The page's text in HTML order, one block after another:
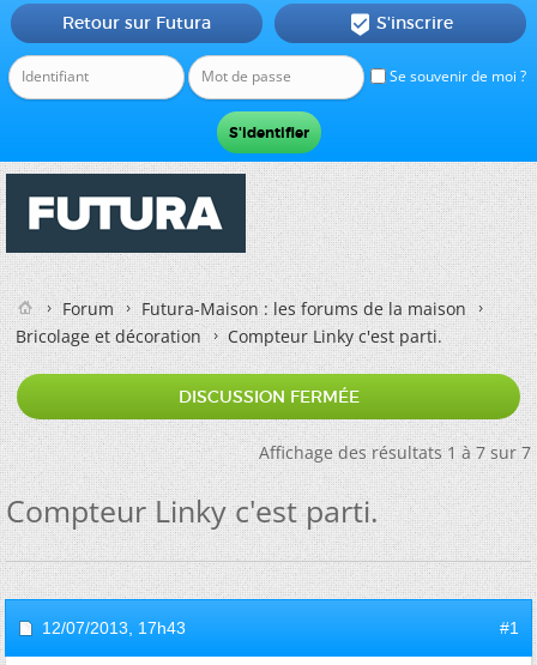
Se souvenir de moi ?
Retour sur Futura  S'inscrire
Forum
Futura-Maison : les forums de la maison
Bricolage et décoration
Compteur Linky c'est parti.
DISCUSSION FERMÉE
Affichage des résultats 1 à 7 sur 7
Compteur Linky c'est parti.
12/07/2013, 17h43 #1